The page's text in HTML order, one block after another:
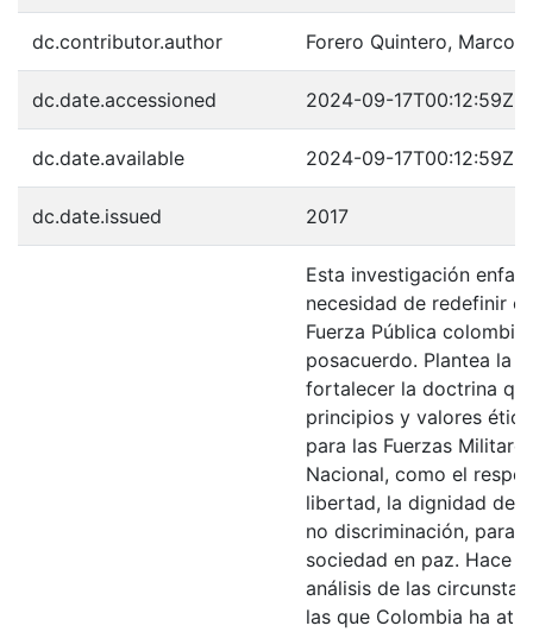
dc.contributor.author Forero Quintero, Marco
dc.date.accessioned 2024-09-17T00:12:59Z
dc.date.available 2024-09-17T00:12:59Z
dc.date.issued 2017
Esta investigación
necesidad de redefinir
Fuerza Pública
posacuerdo. Plantea la
fortalecer la doctrina
principios y valores
para las Fuerzas
Nacional, como el
libertad, la dignidad de
no discriminación, para
sociedad en paz. Hace
análisis de las
las que Colombia ha